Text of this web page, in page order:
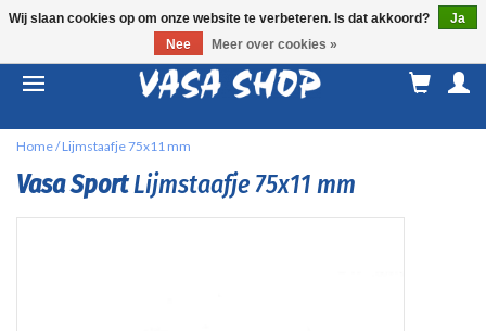
Home/Lijmstaafje 75x11 mm
Vasa SportLijmstaafje 75x11 mm
Wij slaan cookies op om onze website te verbeteren. Is dat akkoord?
Ja
Nee
Meer over cookies »